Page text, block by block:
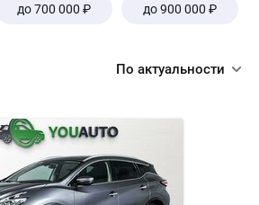
до 700 000 ₽ до 900 000 ₽
По актуальности